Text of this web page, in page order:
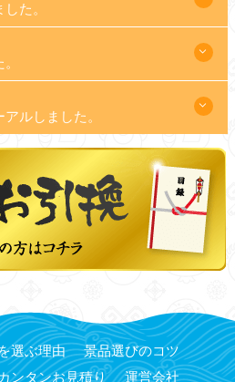
た。
ルしました。
選ぶ理由
景品選びのコツ
ンタンお見積り 運営会社